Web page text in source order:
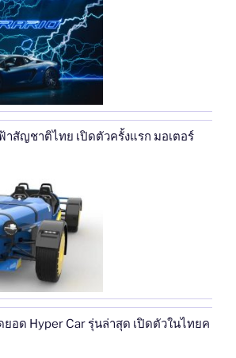
าสัญชาติไทย เปิดตัวครั้งแรก มอเตอร์
ยอด Hyper Car รุ่นล่าสุด เปิดตัวในไทยค